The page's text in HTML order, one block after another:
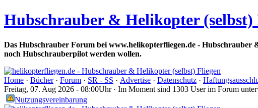
Hubschrauber & Helikopter
Das Hubschrauber Forum bei www.helikopterfliegen.de - Hubschrauber
noch Hubschrauberpilot werden wollen.
Home · Bücher· Forum · SR - SS · Advertise · Datenschutz ·
Freitag, 07. Aug 2026 - 08:00Uhr · Im Moment sind 1303 User im Forum
Nutzungsvereinbarung